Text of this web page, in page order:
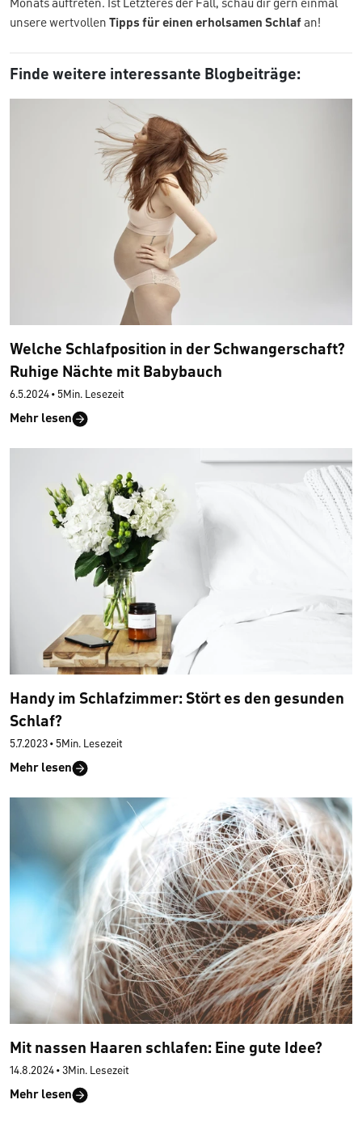
Monats auftreten. Ist Letzteres der Fall, schau dir gern einmal
unsere wertvollen Tipps für einen erholsamen Schlafan!
Finde weitere interessante Blogbeiträge:
Welche Schlafposition in der Schwangerschaft?
Ruhige Nächte mit Babybauch
6.5.2024 • 5Min. Lesezeit
Mehr lesen
Handy im Schlafzimmer: Stört es den gesunden
Schlaf?
5.7.2023 • 5Min. Lesezeit
Mehr lesen
Mit nassen Haaren schlafen: Eine gute Idee?
14.8.2024 • 3Min. Lesezeit
Mehr lesen